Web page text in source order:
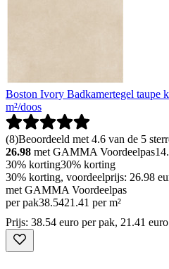
Boston Ivory Badkamertegel taupe
m²/doos
(8)Beoordeeld met 4.6 van de 5
26.98 met GAMMA Voordeelpas
30% korting30% korting
30% korting, voordeelprijs: 26.98
met GAMMA Voordeelpas
per pak38.5421.41 per m²
Prijs: 38.54 euro per pak, 21.41